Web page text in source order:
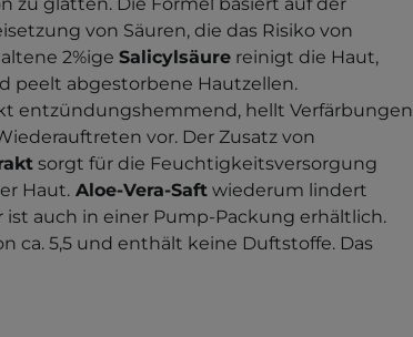
von Säuren, die das Risiko von
2%ige Salicylsäure reinigt die Haut,
peelt abgestorbene Hautzellen.
entzündungshemmend, hellt Verfärbungen
vor. Der Zusatz von
sorgt für die Feuchtigkeitsversorgung
Haut. Aloe-Vera-Saft wiederum lindert
ist auch in einer Pump-Packung erhältlich.
ca. 5,5 und enthält keine Duftstoffe. Das